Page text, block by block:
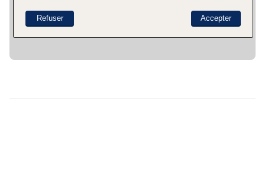
Accepter
Refuser